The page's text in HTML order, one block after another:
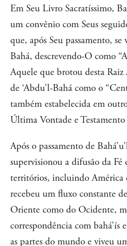
Em Seu Livro Sacratíssimo,
um convênio com Seus
que, após Seu passamento, se
Bahá, descrevendo-O como
Aquele que brotou desta
de ‘Abdu’l-Bahá como o
também estabelecida em
Última Vontade e Testamento
Após o passamento de
supervisionou a difusão da Fé
territórios, incluindo América
recebeu um fluxo constante
Oriente como do Ocidente,
correspondência com bahá’ís
as partes do mundo e viveu